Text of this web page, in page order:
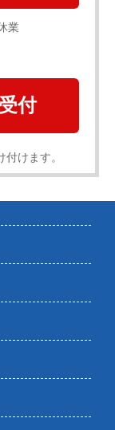
業
付
けます。